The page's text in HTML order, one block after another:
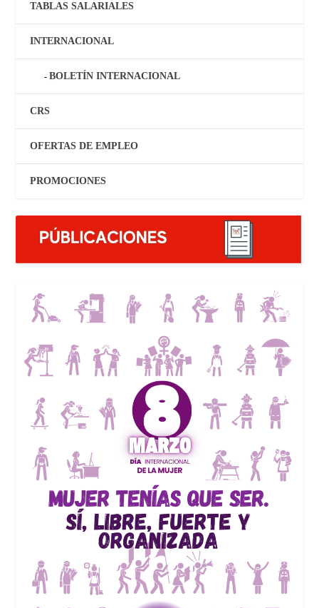
TABLAS SALARIALES
INTERNACIONAL
BOLETÍN INTERNACIONAL
CRS
OFERTAS DE EMPLEO
PROMOCIONES